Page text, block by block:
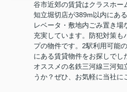
谷市近郊の賃貸はクラスホー
知立堀切店が389m以内にあ
レベータ・敷地内ごみ置き場
充実しています。防犯対策も
プの物件です。2駅利用可能
にある賃貸物件をお探しでし
オススメの名鉄三河線三河知
うか？ぜひ、お気軽に当社に